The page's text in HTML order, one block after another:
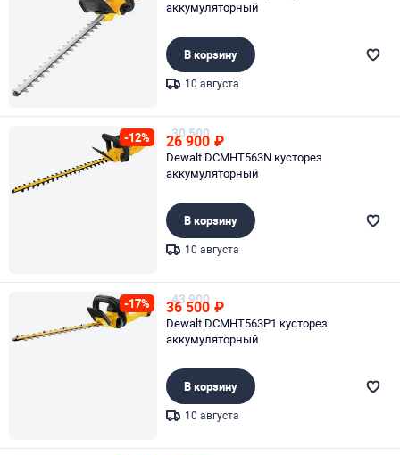
аккумуляторный
В корзину
10 августа
-12% 30 500
26 900 ₽
Dewalt DCMHT563N кусторез
аккумуляторный
В корзину
10 августа
-17% 43 900
36 500 ₽
Dewalt DCMHT563P1 кусторез
аккумуляторный
В корзину
10 августа